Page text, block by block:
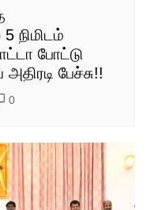
நிமிடம்
போட்டு
பேச்சு!!
0